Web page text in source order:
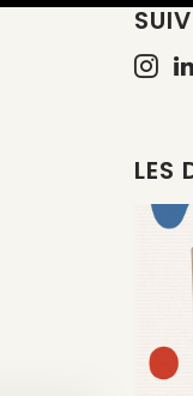
LES